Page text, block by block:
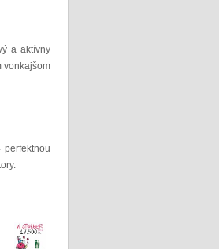
a aktívny
vonkajšom